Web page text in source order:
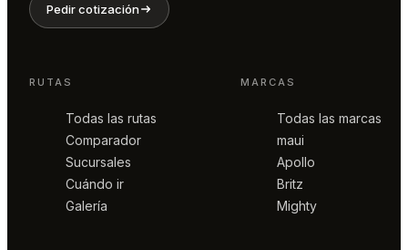
Pedir cotización
RUTAS
Todas las rutas
Comparador
Sucursales
Cuándo ir
Galería
MARCAS
Todas las marcas
maui
Apollo
Britz
Mighty